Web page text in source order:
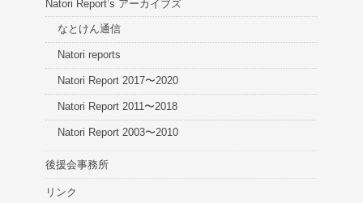
Natori Report’s アーカイブズ
なとけん通信
Natori reports
Natori Report 2017〜2020
Natori Report 2011〜2018
Natori Report 2003〜2010
後援会事務所
リンク